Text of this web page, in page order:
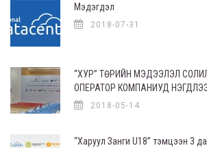
Мэдэгдэл
2018-07-31
“ХУР” ТӨРИЙН МЭДЭЭЛЭЛ
ОПЕРАТОР КОМПАНИУД
2018-05-14
“Харуул Занги U18” тэмцээн 3